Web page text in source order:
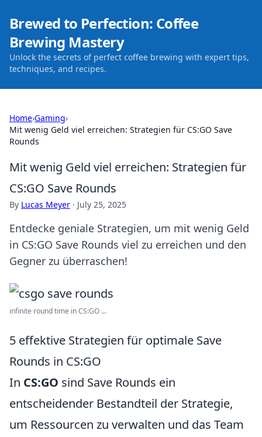
Brewed to Perfection: Coffee
Brewing Mastery
Unlock the secrets of perfect coffee brewing with expert tips,
techniques, and recipes.
Home›Gaming›
Mit wenig Geld viel erreichen: Strategien für CS:GO Save
Rounds
Mit wenig Geld viel erreichen: Strategien für
CS:GO Save Rounds
By Lucas Meyer · July 25, 2025
Entdecke geniale Strategien, um mit wenig Geld
in CS:GO Save Rounds viel zu erreichen und den
Gegner zu überraschen!
infinite round time in CS:GO ...
5 effektive Strategien für optimale Save
Rounds in CS:GO
In CS:GO sind Save Rounds ein
entscheidender Bestandteil der Strategie,
um Ressourcen zu verwalten und das Team